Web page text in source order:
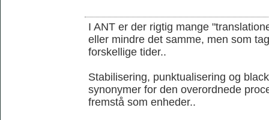
I ANT er der rigtig mange
eller mindre det samme, men som
forskellige tider..
Stabilisering, punktualisering og
synonymer for den overordnede
fremstå som enheder..